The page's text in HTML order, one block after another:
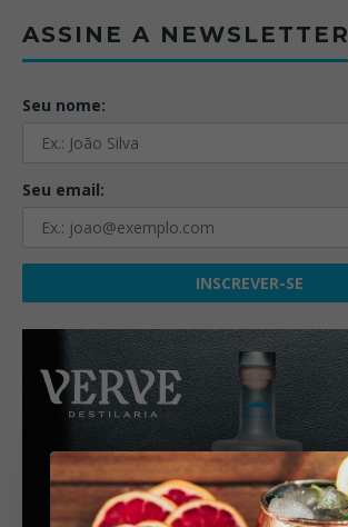
ASSINE A NEWSLETTER
Seu nome:
Seu email: